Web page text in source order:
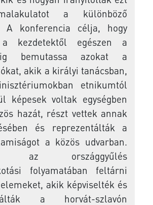
a különböző
A konferencia célja, hogy
a kezdetektől egészen a
bemutassa azokat a
akik a királyi tanácsban,
etnikumtól
képesek voltak egységben
hazát, részt vettek annak
és reprezentálták a
a közös udvarban.
az országgyűlés
folyamatában feltárni
akik képviselték és
a horvát-szlavón